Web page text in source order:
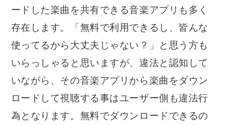
ードした楽曲を共有できる音楽アプリも多く
存在します。「無料で利用できるし、皆んな
使ってるから大丈夫じゃない？」と思う方も
いらっしゃると思いますが、違法と認知して
いながら、その音楽アプリから楽曲をダウン
ロードして視聴する事はユーザー側も違法行
為となります。無料でダウンロードできるの